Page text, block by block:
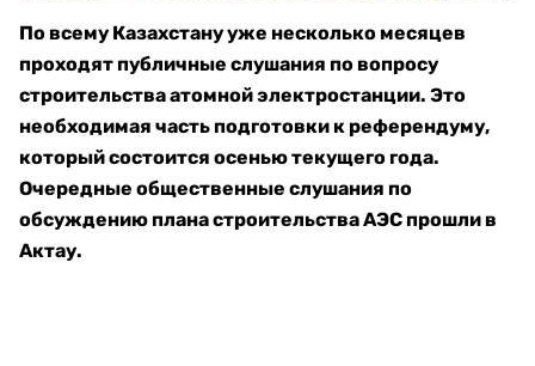
По всему Казахстану уже несколько месяцев
проходят публичные слушания по вопросу
строительства атомной электростанции. Это
необходимая часть подготовки к референдуму,
который состоится осенью текущего года.
Очередные общественные слушания по
обсуждению плана строительства АЭС прошли в
Актау.